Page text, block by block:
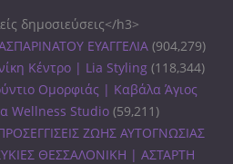
δημοσιεύσεις</h3>
ΕΥΑΓΓΕΛΙΑ (904,279)
Κέντρο | Lia Styling (118,344)
Ομορφιάς | Καβάλα Άγιος
Wellness Studio (59,211)
ΖΩΗΣ ΑΥΤΟΓΝΩΣΙΑΣ
ΘΕΣΣΑΛΟΝΙΚΗ | ΑΣΤΑΡΤΗ